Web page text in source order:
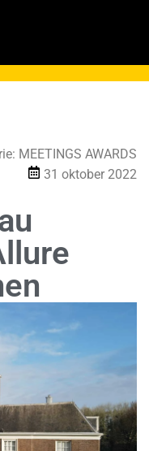
MEETINGS AWARDS
31 oktober 2022